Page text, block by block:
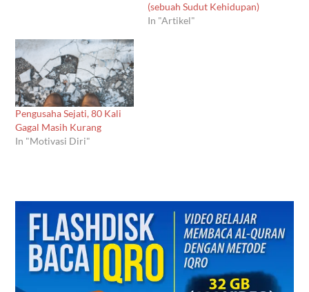
(sebuah Sudut Kehidupan)
In "Artikel"
Pengusaha Sejati, 80 Kali
Gagal Masih Kurang
In "Motivasi Diri"